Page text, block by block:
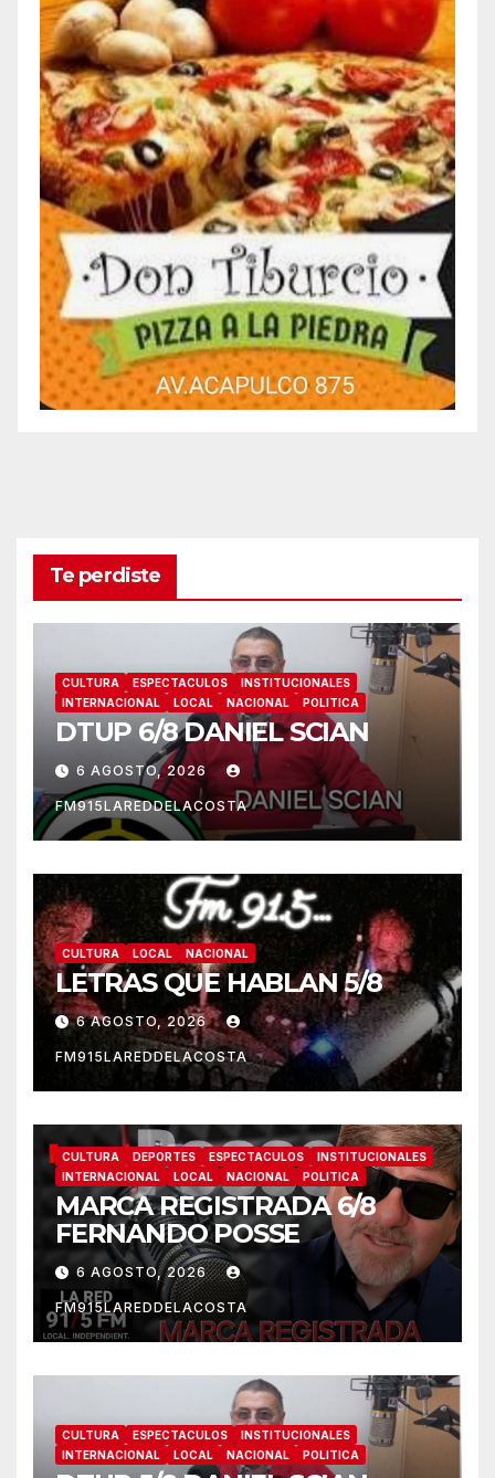
Te perdiste
CULTURA ESPECTACULOS
INSTITUCIONALES
INTERNACIONAL
LOCAL NACIONAL POLITICA
DTUP 6/8 DANIEL SCIAN
6 AGOSTO, 2026
FM915LAREDDELACOSTA